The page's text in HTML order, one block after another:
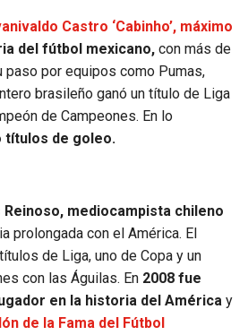
Castro ‘Cabinho’, máximo
del fútbol mexicano, con más de
paso por equipos como Pumas,
brasileño ganó un título de Liga
de Campeones. En lo
títulos de goleo.
Reinoso, mediocampista chileno
prolongada con el América. El
de Liga, uno de Copa y un
con las Águilas. En 2008 fue
en la historia del América y
de la Fama del Fútbol